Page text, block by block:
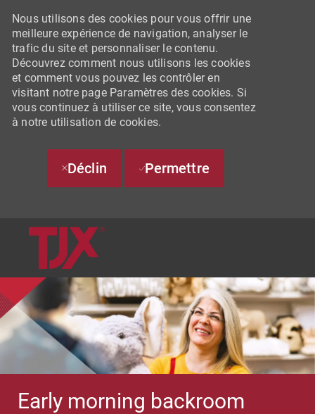
SKIP TO MAIN CONTENT
Nous utilisons des cookies pour vous offrir une
meilleure expérience de navigation, analyser le
trafic du site et personnaliser le contenu.
Découvrez comment nous utilisons les cookies
et comment vous pouvez les contrôler en
visitant notre page Paramètres des cookies. Si
vous continuez à utiliser ce site, vous consentez
à notre utilisation de cookies.
Déclin Permettre
Early morning backroom